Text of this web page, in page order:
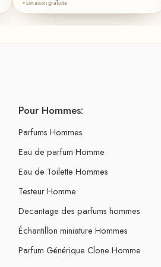
Livraison gratuite
Pour Hommes:
Parfums Hommes
Eau de parfum Homme
Eau de Toilette Hommes
Testeur Homme
Decantage des parfums hommes
Échantillon miniature Hommes
Parfum Générique Clone Homme